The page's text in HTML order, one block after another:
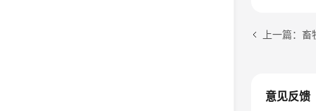
上一篇：畜
意见反馈